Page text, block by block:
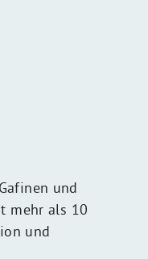
und
mehr als 10
und